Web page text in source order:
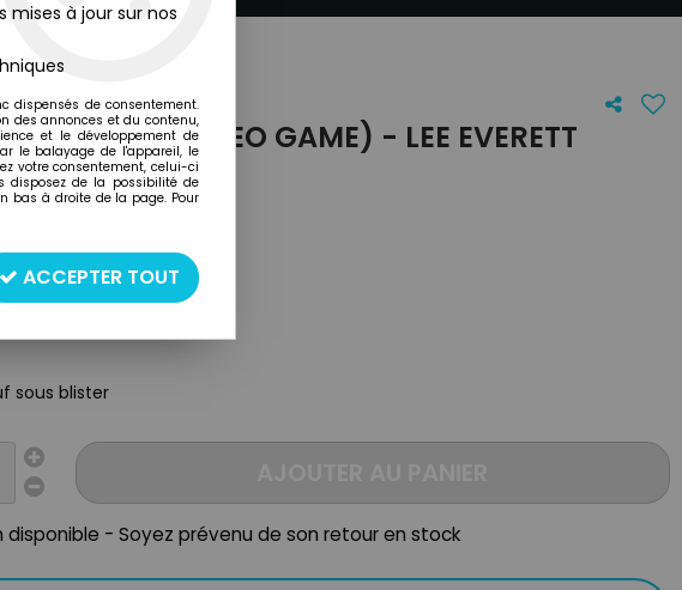
DEAD (VIDEO GAME) - LEE EVERETT
EXCLUSIVE)
sous blister
disponible - Soyez prévenu de son retour en stock
mises à jour sur nos
dispensés de consentement.
des annonces et du contenu,
et le développement de
le balayage de l'appareil, le
votre consentement, celui-ci
disposez de la possibilité de
bas à droite de la page. Pour
ACCEPTER TOUT